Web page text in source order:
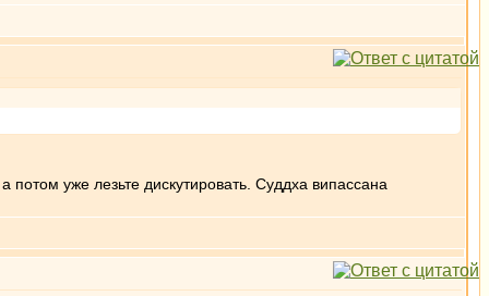
уже лезьте дискутировать. Суддха випассана